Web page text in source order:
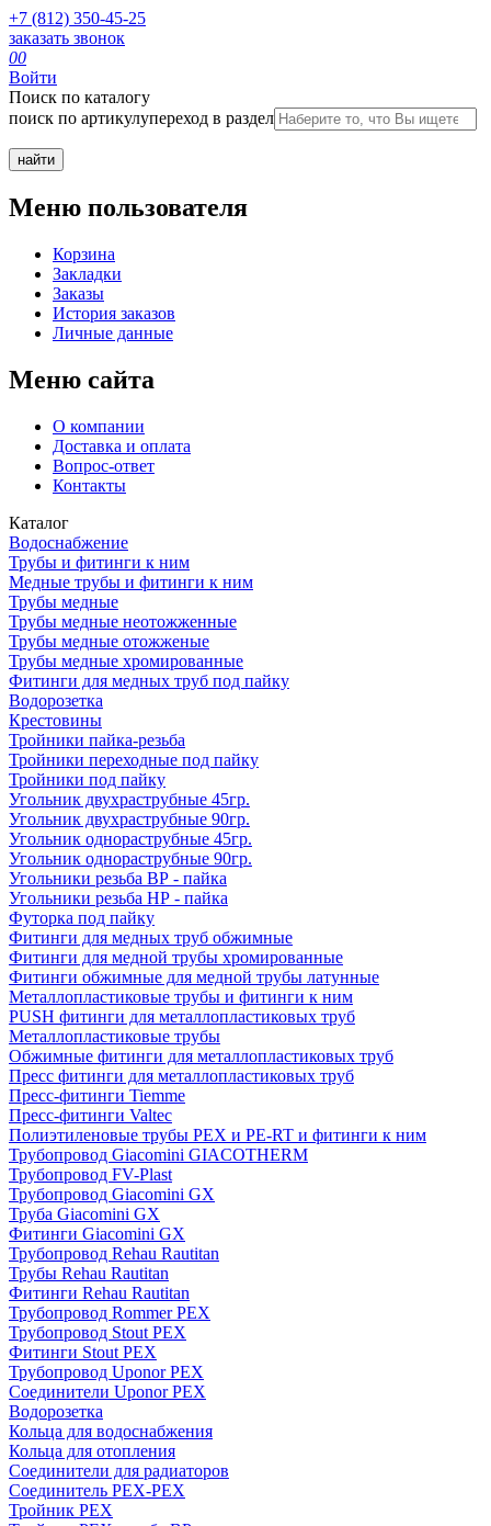
+7 (812) 350-45-25
заказать звонок
00
Войти
Поиск по каталогу
поиск по артикулупереход в раздел
Меню пользователя
Корзина
Закладки
Заказы
История заказов
Личные данные
Меню сайта
О компании
Доставка и оплата
Вопрос-ответ
Контакты
Каталог
Водоснабжение
Трубы и фитинги к ним
Медные трубы и фитинги к ним
Трубы медные
Трубы медные неотожженные
Трубы медные отожженые
Трубы медные хромированные
Фитинги для медных труб под пайку
Водорозетка
Крестовины
Тройники пайка-резьба
Тройники переходные под пайку
Тройники под пайку
Угольник двухраструбные 45гр.
Угольник двухраструбные 90гр.
Угольник однораструбные 45гр.
Угольник однораструбные 90гр.
Угольники резьба ВР - пайка
Угольники резьба НР - пайка
Футорка под пайку
Фитинги для медных труб обжимные
Фитинги для медной трубы хромированные
Фитинги обжимные для медной трубы латунные
Металлопластиковые трубы и фитинги к ним
PUSH фитинги для металлопластиковых труб
Металлопластиковые трубы
Обжимные фитинги для металлопластиковых труб
Пресс фитинги для металлопластиковых труб
Пресс-фитинги Tiemme
Пресс-фитинги Valtec
Полиэтиленовые трубы PEX и PE-RT и фитинги к ним
Трубопровод Giacomini GIACOTHERM
Трубопровод FV-Plast
Трубопровод Giacomini GX
Труба Giacomini GX
Фитинги Giacomini GX
Трубопровод Rehau Rautitan
Трубы Rehau Rautitan
Фитинги Rehau Rautitan
Трубопровод Rommer PEX
Трубопровод Stout PEX
Фитинги Stout PEX
Трубопровод Uponor PEX
Соединители Uponor PEX
Водорозетка
Кольца для водоснабжения
Кольца для отопления
Соединители для радиаторов
Соединитель PEX-PEX
Тройник PEX